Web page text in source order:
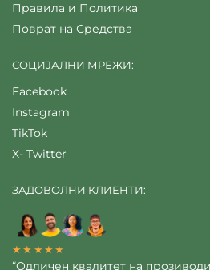
Правила и Политика
Поврат на Средства
СОЦИЈАЛНИ МРЕЖИ:
Facebook
Instagram
TikTok
X- Twitter
ЗАДОВОЛНИ КЛИЕНТИ:
★★★★★
“Одличен квалитет на